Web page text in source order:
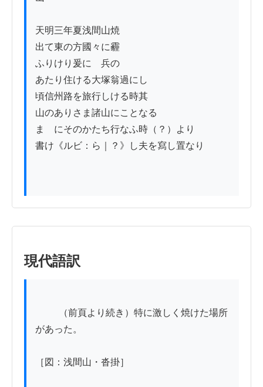
天明三年夏浅間山焼
出て東の方國々に霾
ふりけり爰に　兵の
あたり住ける大塚翁過にし
頃信州路を旅行しける時其
山のありさま諸山にことなる
まゝにそのかたち行なふ時（？）より
書け《ルビ：ら｜？》し夫を寫し置なり
現代語訳
があった。
［図：浅間山・沓掛］